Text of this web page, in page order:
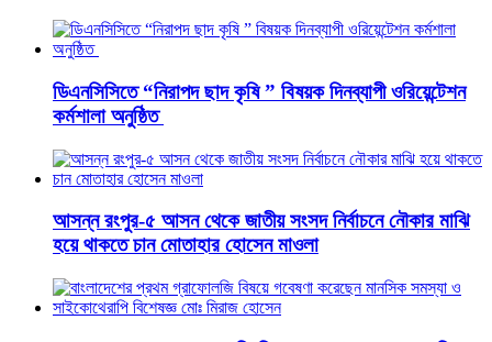
ডিএনসিসিতে “নিরাপদ ছাদ কৃষি ” বিষয়ক দিনব্যাপী ওরিয়েন্টেশন
কর্মশালা অনুষ্ঠিত
আসন্ন রংপুর-৫ আসন থেকে জাতীয় সংসদ নির্বাচনে নৌকার মাঝি
হয়ে থাকতে চান মোতাহার হোসেন মাওলা